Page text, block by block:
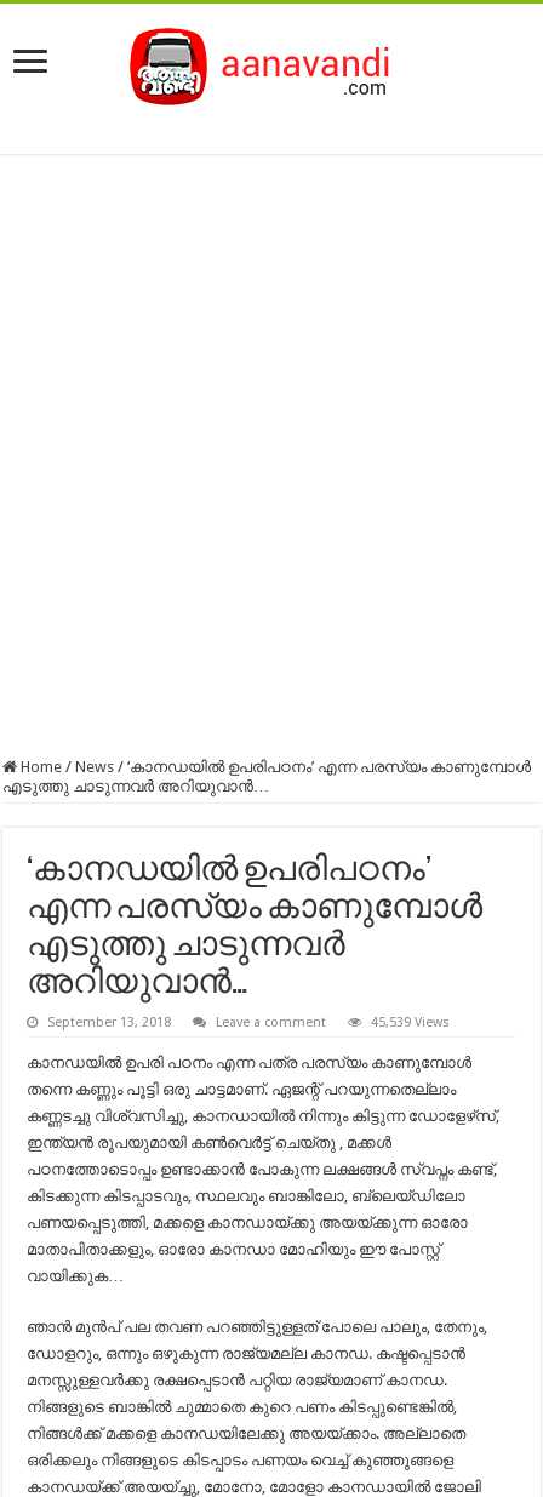
Home / News / ‘കാനഡയിൽ ഉപരിപഠനം’ എന്ന പരസ്യം കാണുമ്പോൾ
എടുത്തു ചാടുന്നവർ അറിയുവാൻ…
‘കാനഡയിൽ ഉപരിപഠനം’
എന്ന പരസ്യം കാണുമ്പോൾ
എടുത്തു ചാടുന്നവർ
അറിയുവാൻ…
September 13, 2018 Leave a comment 45,539 Views
കാനഡയിൽ ഉപരി പഠനം എന്ന പത്ര പരസ്യം കാണുമ്പോൾ
തന്നെ കണ്ണും പൂട്ടി ഒരു ചാട്ടമാണ്. ഏജന്റ് പറയുന്നതെല്ലാം
കണ്ണടച്ചു വിശ്വസിച്ചു, കാനഡായിൽ നിന്നും കിട്ടുന്ന ഡോളേഴ്‌സ്,
ഇന്ത്യൻ രൂപയുമായി കൺവെർട്ട് ചെയ്തു , മക്കൾ
പഠനത്തോടൊപ്പം ഉണ്ടാക്കാൻ പോകുന്ന ലക്ഷങ്ങൾ സ്വപ്നം കണ്ട്,
കിടക്കുന്ന കിടപ്പാടവും, സ്ഥലവും ബാങ്കിലോ, ബ്ലെയ്ഡിലോ
പണയപ്പെടുത്തി, മക്കളെ കാനഡായ്ക്കു അയയ്ക്കുന്ന ഓരോ
മാതാപിതാക്കളും, ഓരോ കാനഡാ മോഹിയും ഈ പോസ്റ്റ്
വായിക്കുക…
ഞാൻ മുൻപ് പല തവണ പറഞ്ഞിട്ടുള്ളത് പോലെ പാലും, തേനും,
ഡോളറും, ഒന്നും ഒഴുകുന്ന രാജ്യമല്ല കാനഡ. കഷ്ടപ്പെടാൻ
മനസ്സുള്ളവർക്കു രക്ഷപ്പെടാൻ പറ്റിയ രാജ്യമാണ് കാനഡ.
നിങ്ങളുടെ ബാങ്കിൽ ചുമ്മാതെ കുറെ പണം കിടപ്പുണ്ടെങ്കിൽ,
നിങ്ങൾക്ക് മക്കളെ കാനഡയിലേക്കു അയയ്ക്കാം. അല്ലാതെ
ഒരിക്കലും നിങ്ങളുടെ കിടപ്പാടം പണയം വെച്ച് കുഞ്ഞുങ്ങളെ
കാനഡയ്ക്ക് അയയ്ച്ചു, മോനോ, മോളോ കാനഡായിൽ ജോലി